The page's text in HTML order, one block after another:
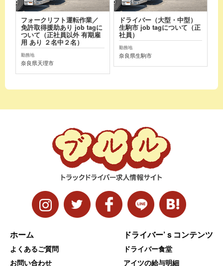
フォークリフト運転作業／
免許取得援助あり job tagに
ついて（正社員以外 有期雇
用 あり ２名中２名）
勤務地
奈良県天理市
ドライバー（大型・中型）
生駒市 job tagについて（正
社員）
勤務地
奈良県生駒市
ホーム
よくあるご質問
お問い合わせ
ドライバー’ｓコンテンツ
ドライバー食堂
アイツの給与明細